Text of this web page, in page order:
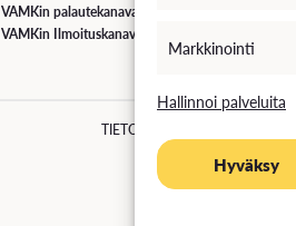
Markkinointi
Hallinnoi palveluita
Hyväksy
VAMKin palautekanava
VAMKin Ilmoituskanava
TIETOSUOJA